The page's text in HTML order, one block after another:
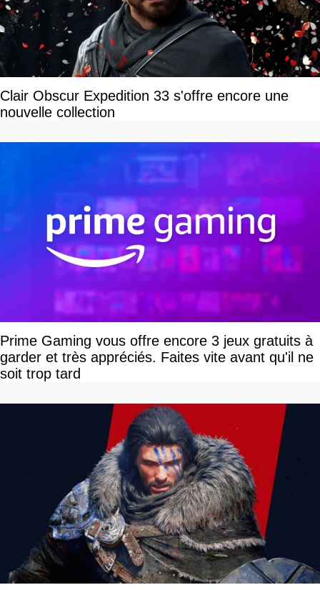
Clair Obscur Expedition 33 s'offre encore une
nouvelle collection
Prime Gaming vous offre encore 3 jeux gratuits à
garder et très appréciés. Faites vite avant qu'il ne
soit trop tard